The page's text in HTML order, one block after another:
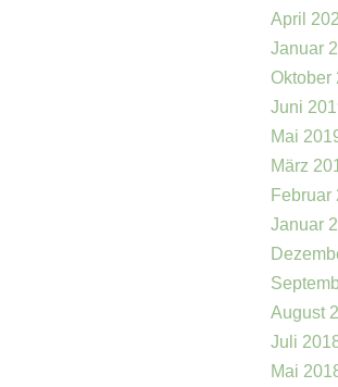
April
Januar
Oktober
Juni
Mai
März
Februar
Januar
August
Juli
Mai